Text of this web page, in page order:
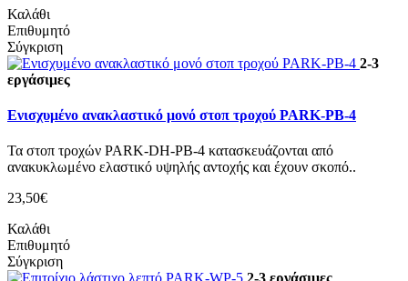
Καλάθι
Επιθυμητό
Σύγκριση
2-3
εργάσιμες
Ενισχυμένο ανακλαστικό μονό στοπ τροχού PARK-PB-4
Τα στοπ τροχών PARK-DH-PB-4 κατασκευάζονται από
ανακυκλωμένο ελαστικό υψηλής αντοχής και έχουν σκοπό..
23,50€
Καλάθι
Επιθυμητό
Σύγκριση
2-3 εργάσιμες